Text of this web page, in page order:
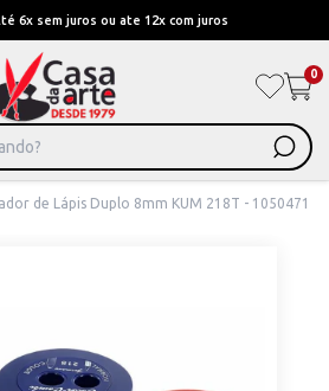
6x sem juros ou ate 12x com juros
0
de Lápis Duplo 8mm KUM 218T - 1050471